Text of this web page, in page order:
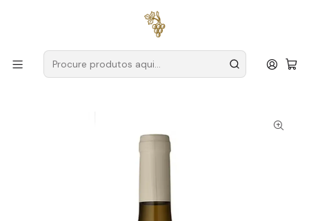
para encomendas a partir de
Produtores Alentejo
Rosa Santos Família
Rosa Santos Família Explicit Antão Vaz Branco Alentejo
Branco 75cl